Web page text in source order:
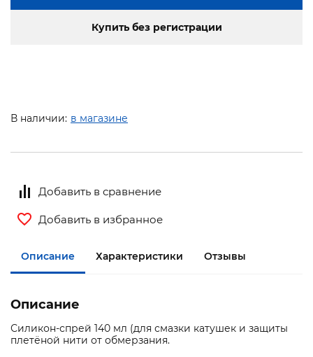
Купить без регистрации
В наличии: в магазине
Добавить в сравнение
Добавить в избранное
Описание Характеристики Отзывы
Описание
Силикон-спрей 140 мл (для смазки катушек и защиты
плетёной нити от обмерзания.